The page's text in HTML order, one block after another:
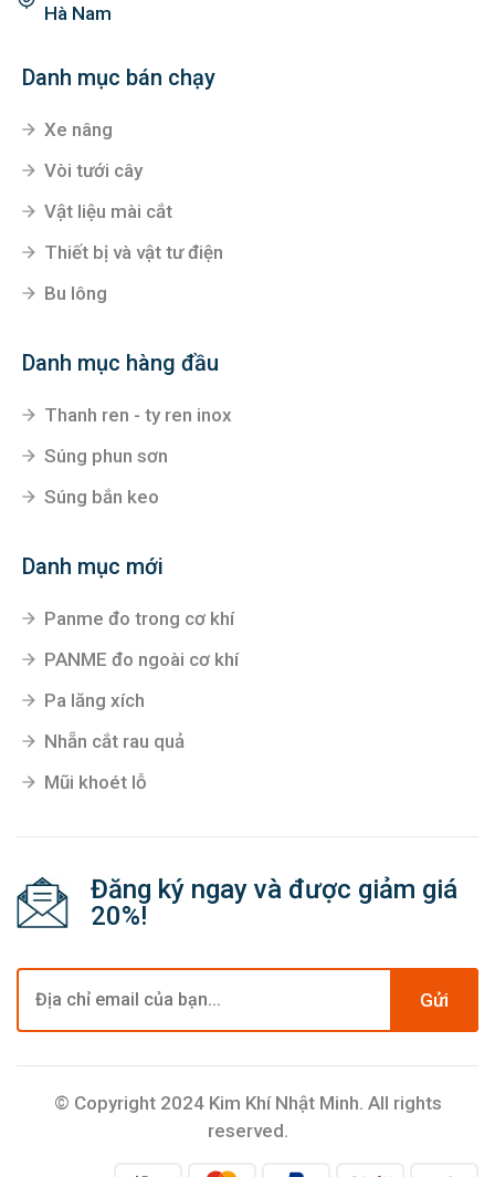
Hà Nam
Danh mục bán chạy
Xe nâng
Vòi tưới cây
Vật liệu mài cắt
Thiết bị và vật tư điện
Bu lông
Danh mục hàng đầu
Thanh ren - ty ren inox
Súng phun sơn
Súng bắn keo
Danh mục mới
Panme đo trong cơ khí
PANME đo ngoài cơ khí
Pa lăng xích
Nhẵn cắt rau quả
Mũi khoét lỗ
Đăng ký ngay và được giảm giá
20%!
Gửi
© Copyright 2024 Kim Khí Nhật Minh. All rights
reserved.